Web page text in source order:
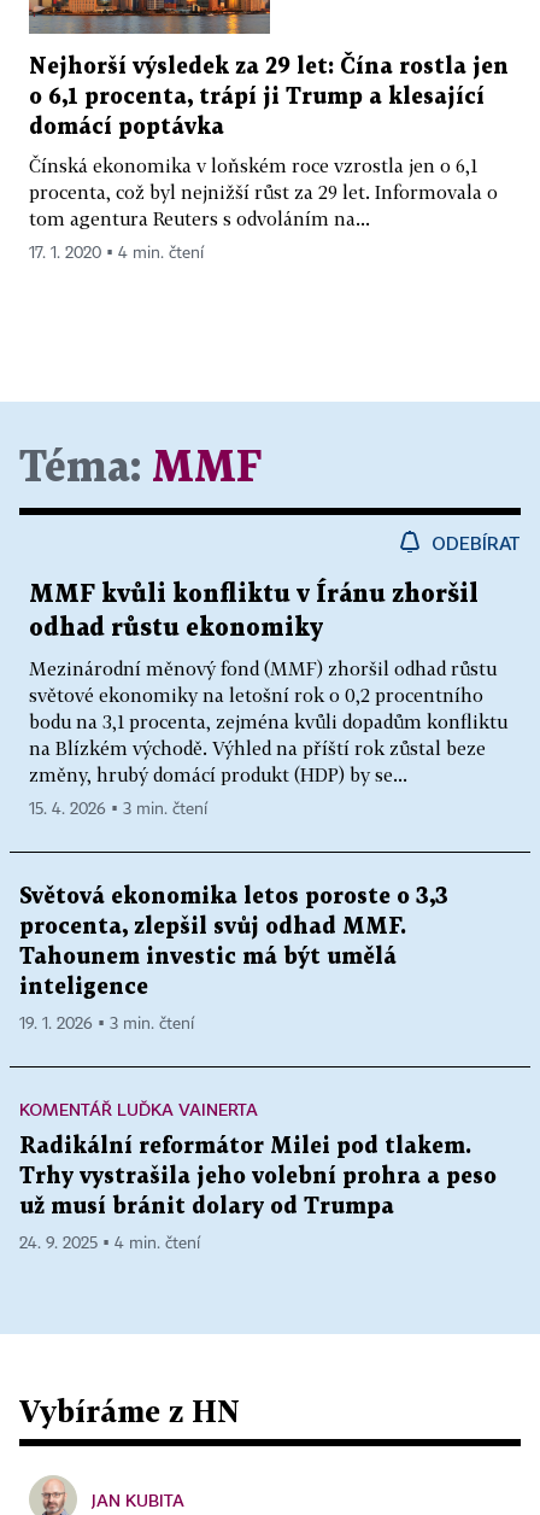
Nejhorší výsledek za 29 let: Čína rostla jen
o 6,1 procenta, trápí ji Trump a klesající
domácí poptávka
Čínská ekonomika v loňském roce vzrostla jen o 6,1
procenta, což byl nejnižší růst za 29 let. Informovala o
tom agentura Reuters s odvoláním na...
17. 1. 2020 ▪ 4 min. čtení
Téma: MMF
ODEBÍRAT
MMF kvůli konfliktu v Íránu zhoršil
odhad růstu ekonomiky
Mezinárodní měnový fond (MMF) zhoršil odhad růstu
světové ekonomiky na letošní rok o 0,2 procentního
bodu na 3,1 procenta, zejména kvůli dopadům konfliktu
na Blízkém východě. Výhled na příští rok zůstal beze
změny, hrubý domácí produkt (HDP) by se...
15. 4. 2026 ▪ 3 min. čtení
Světová ekonomika letos poroste o 3,3
procenta, zlepšil svůj odhad MMF.
Tahounem investic má být umělá
inteligence
19. 1. 2026 ▪ 3 min. čtení
KOMENTÁŘ LUĎKA VAINERTA
Radikální reformátor Milei pod tlakem.
Trhy vystrašila jeho volební prohra a peso
už musí bránit dolary od Trumpa
24. 9. 2025 ▪ 4 min. čtení
Vybíráme z HN
JAN KUBITA